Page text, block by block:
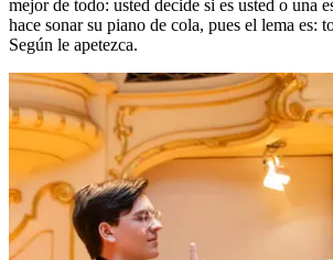
mejor de todo: usted decide si es usted o una
hace sonar su piano de cola, pues el lema es:
Según le apetezca.